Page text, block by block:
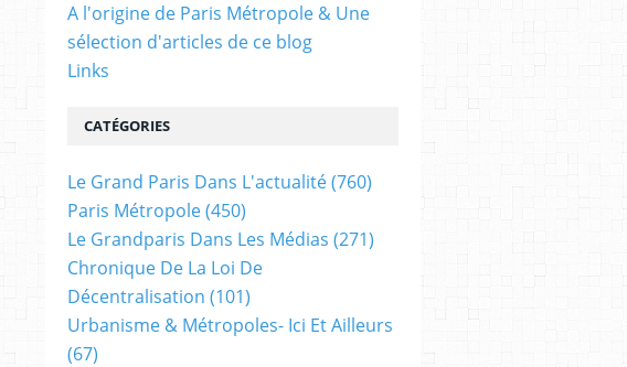
A l'origine de Paris Métropole & Une
sélection d'articles de ce blog
Links
CATÉGORIES
Le Grand Paris Dans L'actualité(760)
Paris Métropole(450)
Le Grandparis Dans Les Médias (271)
Chronique De La Loi De
Décentralisation (101)
Urbanisme & Métropoles- Ici Et Ailleurs
(67)